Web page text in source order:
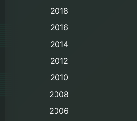
2018
2016
2014
2012
2010
2008
2006